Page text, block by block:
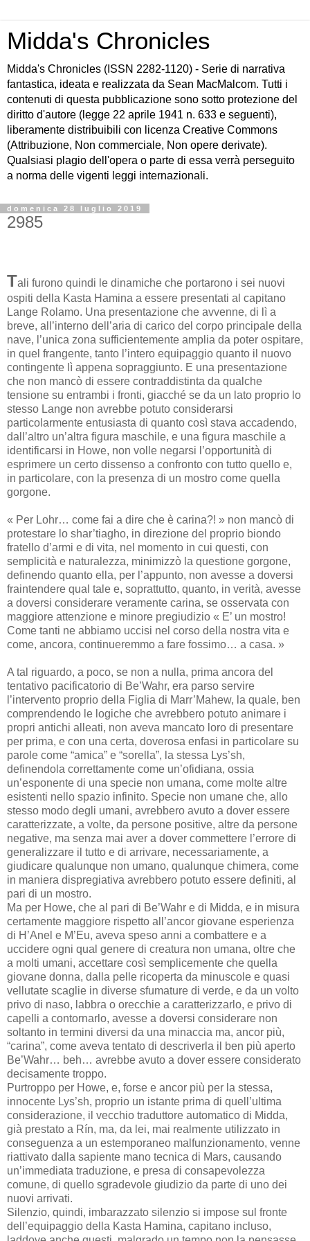
Midda's Chronicles
Midda's Chronicles (ISSN 2282-1120) - Serie di narrativa
fantastica, ideata e realizzata da Sean MacMalcom. Tutti i
contenuti di questa pubblicazione sono sotto protezione del
diritto d'autore (legge 22 aprile 1941 n. 633 e seguenti),
liberamente distribuibili con licenza Creative Commons
(Attribuzione, Non commerciale, Non opere derivate).
Qualsiasi plagio dell'opera o parte di essa verrà perseguito
a norma delle vigenti leggi internazionali.
domenica 28 luglio 2019
2985
Tali furono quindi le dinamiche che portarono i sei nuovi
ospiti della Kasta Hamina a essere presentati al capitano
Lange Rolamo. Una presentazione che avvenne, di lì a
breve, all’interno dell’aria di carico del corpo principale della
nave, l’unica zona sufficientemente amplia da poter ospitare,
in quel frangente, tanto l’intero equipaggio quanto il nuovo
contingente lì appena sopraggiunto. E una presentazione
che non mancò di essere contraddistinta da qualche
tensione su entrambi i fronti, giacché se da un lato proprio lo
stesso Lange non avrebbe potuto considerarsi
particolarmente entusiasta di quanto così stava accadendo,
dall’altro un’altra figura maschile, e una figura maschile a
identificarsi in Howe, non volle negarsi l’opportunità di
esprimere un certo dissenso a confronto con tutto quello e,
in particolare, con la presenza di un mostro come quella
gorgone.
« Per Lohr… come fai a dire che è carina?! » non mancò di
protestare lo shar’tiagho, in direzione del proprio biondo
fratello d’armi e di vita, nel momento in cui questi, con
semplicità e naturalezza, minimizzò la questione gorgone,
definendo quanto ella, per l’appunto, non avesse a doversi
fraintendere qual tale e, soprattutto, quanto, in verità, avesse
a doversi considerare veramente carina, se osservata con
maggiore attenzione e minore pregiudizio « E’ un mostro!
Come tanti ne abbiamo uccisi nel corso della nostra vita e
come, ancora, continueremmo a fare fossimo… a casa. »
A tal riguardo, a poco, se non a nulla, prima ancora del
tentativo pacificatorio di Be’Wahr, era parso servire
l’intervento proprio della Figlia di Marr’Mahew, la quale, ben
comprendendo le logiche che avrebbero potuto animare i
propri antichi alleati, non aveva mancato loro di presentare
per prima, e con una certa, doverosa enfasi in particolare su
parole come “amica” e “sorella”, la stessa Lys’sh,
definendola correttamente come un’ofidiana, ossia
un’esponente di una specie non umana, come molte altre
esistenti nello spazio infinito. Specie non umane che, allo
stesso modo degli umani, avrebbero avuto a dover essere
caratterizzate, a volte, da persone positive, altre da persone
negative, ma senza mai aver a dover commettere l’errore di
generalizzare il tutto e di arrivare, necessariamente, a
giudicare qualunque non umano, qualunque chimera, come
in maniera dispregiativa avrebbero potuto essere definiti, al
pari di un mostro.
Ma per Howe, che al pari di Be’Wahr e di Midda, e in misura
certamente maggiore rispetto all’ancor giovane esperienza
di H’Anel e M’Eu, aveva speso anni a combattere e a
uccidere ogni qual genere di creatura non umana, oltre che
a molti umani, accettare così semplicemente che quella
giovane donna, dalla pelle ricoperta da minuscole e quasi
vellutate scaglie in diverse sfumature di verde, e da un volto
privo di naso, labbra o orecchie a caratterizzarlo, e privo di
capelli a contornarlo, avesse a doversi considerare non
soltanto in termini diversi da una minaccia ma, ancor più,
“carina”, come aveva tentato di descriverla il ben più aperto
Be’Wahr… beh… avrebbe avuto a dover essere considerato
decisamente troppo.
Purtroppo per Howe, e, forse e ancor più per la stessa,
innocente Lys’sh, proprio un istante prima di quell’ultima
considerazione, il vecchio traduttore automatico di Midda,
già prestato a Rín, ma, da lei, mai realmente utilizzato in
conseguenza a un estemporaneo malfunzionamento, venne
riattivato dalla sapiente mano tecnica di Mars, causando
un’immediata traduzione, e presa di consapevolezza
comune, di quello sgradevole giudizio da parte di uno dei
nuovi arrivati.
Silenzio, quindi, imbarazzato silenzio si impose sul fronte
dell’equipaggio della Kasta Hamina, capitano incluso,